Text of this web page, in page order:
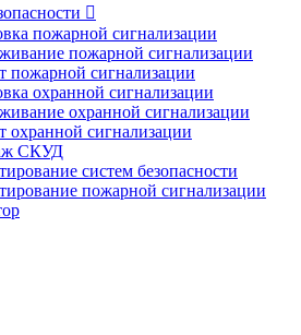

пожарной сигнализации
пожарной сигнализации
пожарной сигнализации
охранной сигнализации
охранной сигнализации
охранной сигнализации
СКУД
систем безопасности
пожарной сигнализации